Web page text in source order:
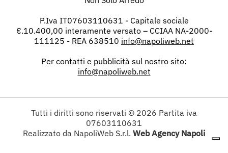
P.Iva IT07603110631 - Capitale sociale
€.10.400,00 interamente versato – CCIAA NA-2000-
111125 - REA 638510 info@napoliweb.net
Per contatti e pubblicità sul nostro sito:
info@napoliweb.net
Tutti i diritti sono riservati © 2026 Partita iva
07603110631
Realizzato da NapoliWeb S.r.l. Web Agency Napoli